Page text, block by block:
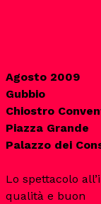
Agosto 2009
Gubbio
Chiostro
Piazza Grande
Lo spettacolo
qualità e buon